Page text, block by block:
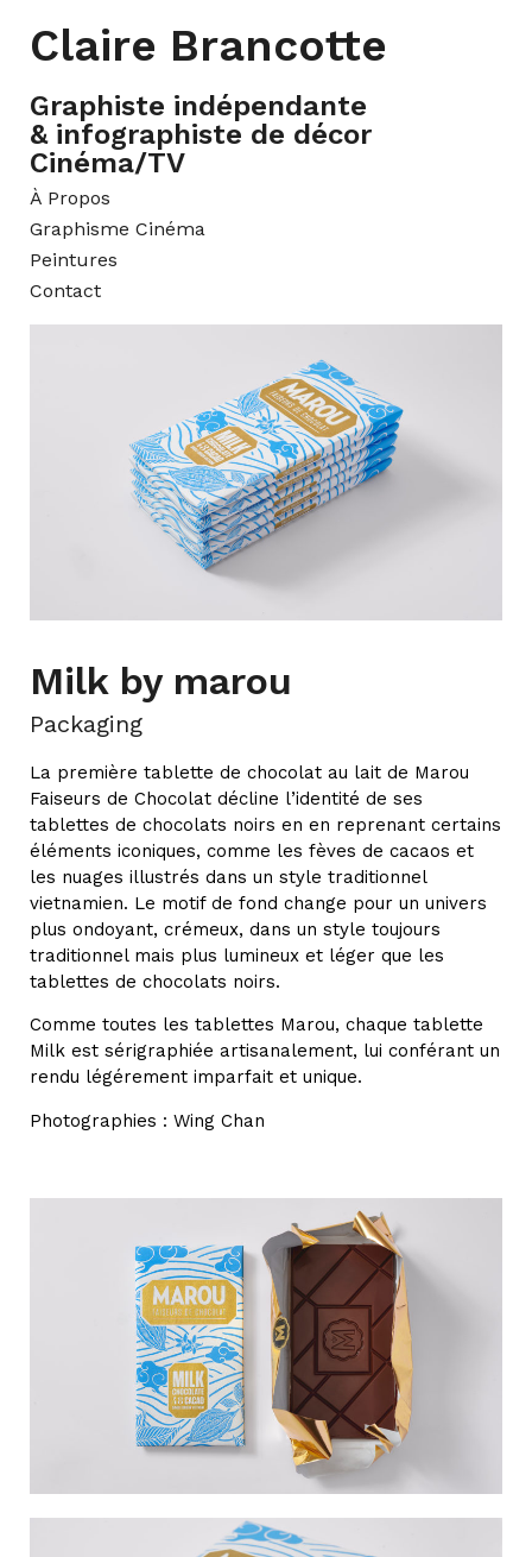
Claire Brancotte
Graphiste indépendante
& infographiste de décor
Cinéma/TV
À Propos
Graphisme Cinéma
Peintures
Contact
Milk by marou
Packaging
La première tablette de chocolat au lait de Marou
Faiseurs de Chocolat décline l’identité de ses
tablettes de chocolats noirs en en reprenant certains
éléments iconiques, comme les fèves de cacaos et
les nuages illustrés dans un style traditionnel
vietnamien. Le motif de fond change pour un univers
plus ondoyant, crémeux, dans un style toujours
traditionnel mais plus lumineux et léger que les
tablettes de chocolats noirs.
Comme toutes les tablettes Marou, chaque tablette
Milk est sérigraphiée artisanalement, lui conférant un
rendu légérement imparfait et unique.
Photographies : Wing Chan